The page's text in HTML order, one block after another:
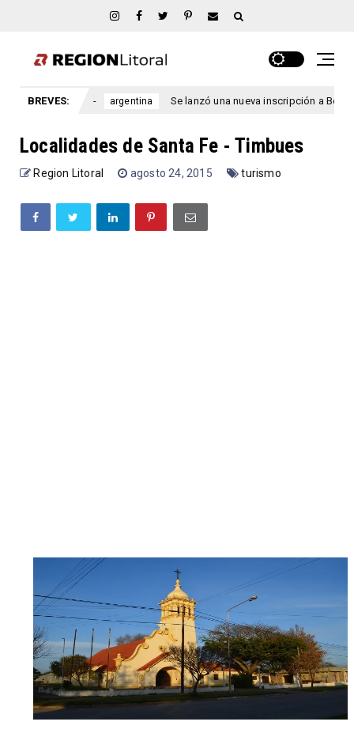
BREVES:argentina Se lanzó una nueva inscripción a Becas
Localidades de Santa Fe - Timbues
Region Litoral agosto 24, 2015 turismo